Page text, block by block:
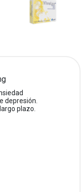
depresión.
plazo.